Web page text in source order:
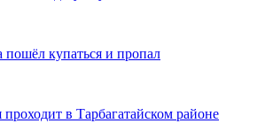
купаться и пропал
проходит в Тарбагатайском районе